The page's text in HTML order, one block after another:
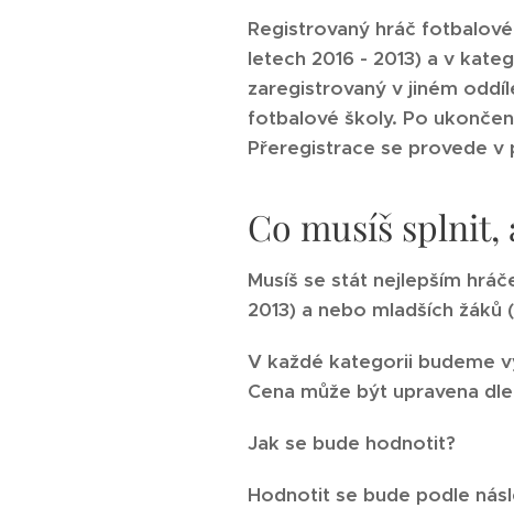
Registrovaný hráč
letech 2016 - 2013) a v
zaregistrovaný v jiném
fotbalové školy. Po
Přeregistrace se provede v
Co musíš splnit,
Musíš se stát nejlepším
2013) a nebo mladších žáků
V každé kategorii budeme
Cena může být upravena
Jak se bude hodnotit?
Hodnotit se bude podle